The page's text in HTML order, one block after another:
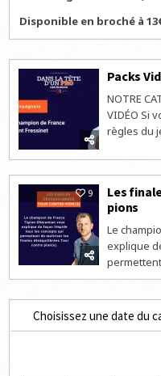
Disponible en broché à
Packs
NOTRE
VIDÉO Si
règles du
9
Les
pions
Le
explique
Choisissez une date du